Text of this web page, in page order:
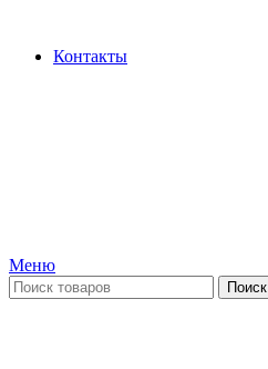
Контакты
Меню
Поиск